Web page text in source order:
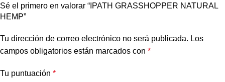
Sé el primero en valorar “IPATH GRASSHOPPER NATURAL
HEMP”
Tu dirección de correo electrónico no será publicada. Los
campos obligatorios están marcados con *
Tu puntuación *